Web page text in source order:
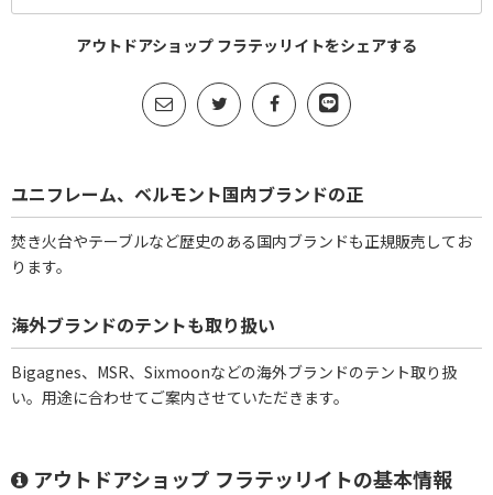
アウトドアショップ フラテッリイトをシェアする
ユニフレーム、ベルモント国内ブランドの正
焚き火台やテーブルなど歴史のある国内ブランドも正規販売してお
ります。
海外ブランドのテントも取り扱い
Bigagnes、MSR、Sixmoonなどの海外ブランドのテント取り扱
い。用途に合わせてご案内させていただきます。
アウトドアショップ フラテッリイトの基本情報